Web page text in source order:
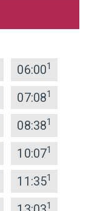
06:001
07:081
08:381
10:071
11:351
1